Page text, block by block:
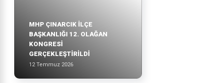
MHP ÇINARCIK İLÇE
BAŞKANLIĞI 12. OLAĞAN
KONGRESİ
GERÇEKLEŞTİRİLDİ
12 Temmuz 2026